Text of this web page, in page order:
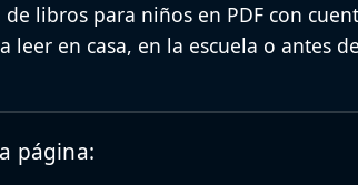
libros para niños en PDF con
leer en casa, en la escuela o antes
página: